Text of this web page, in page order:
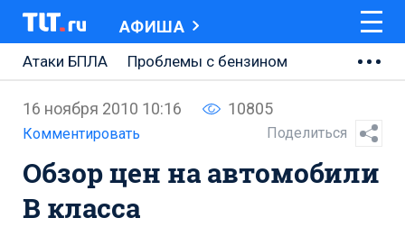
АФИША
Атаки БПЛА
Проблемы с бензином
АВТОВАЗ
Ремонт Центральной площади
Ремонт Обводного шоссе
Набережная Тольятти
16 ноября 2010 10:16 10805
Комментировать Поделиться
Обзор цен на автомобили
B класса